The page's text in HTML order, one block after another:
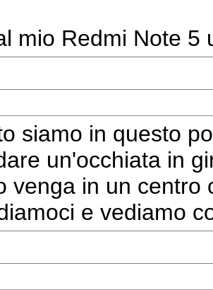
mio Redmi Note 5
siamo in questo
un'occhiata in
venga in un
e vediamo